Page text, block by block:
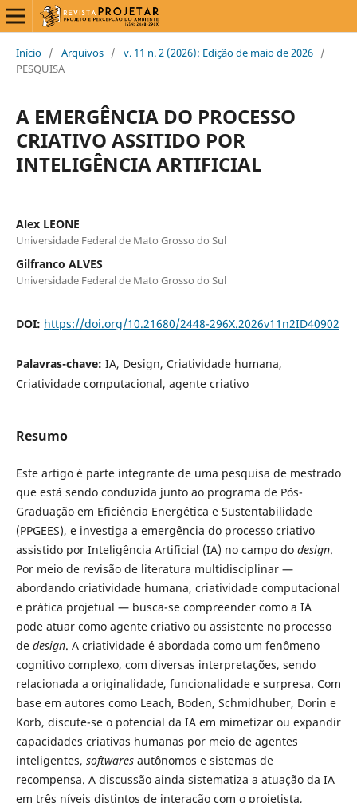
Início / Arquivos / v. 11 n. 2 (2026): Edição de maio de 2026 /
PESQUISA
A EMERGÊNCIA DO PROCESSO
CRIATIVO ASSITIDO POR
INTELIGÊNCIA ARTIFICIAL
Alex LEONE
Universidade Federal de Mato Grosso do Sul
Gilfranco ALVES
Universidade Federal de Mato Grosso do Sul
DOI: https://doi.org/10.21680/2448-296X.2026v11n2ID40902
Palavras-chave: IA, Design, Criatividade humana,
Criatividade computacional, agente criativo
Resumo
Este artigo é parte integrante de uma pesquisa de mestrado
que está sendo conduzida junto ao programa de Pós-
Graduação em Eficiência Energética e Sustentabilidade
(PPGEES), e investiga a emergência do processo criativo
assistido por Inteligência Artificial (IA) no campo do design.
Por meio de revisão de literatura multidisciplinar —
abordando criatividade humana, criatividade computacional
e prática projetual — busca-se compreender como a IA
pode atuar como agente criativo ou assistente no processo
de design. A criatividade é abordada como um fenômeno
cognitivo complexo, com diversas interpretações, sendo
relacionada a originalidade, funcionalidade e surpresa. Com
base em autores como Leach, Boden, Schmidhuber, Dorin e
Korb, discute-se o potencial da IA em mimetizar ou expandir
capacidades criativas humanas por meio de agentes
inteligentes, softwares autônomos e sistemas de
recompensa. A discussão ainda sistematiza a atuação da IA
em três níveis distintos de interação com o projetista,